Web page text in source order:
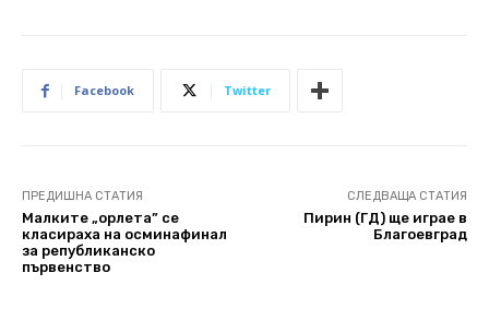
Facebook Twitter
ПРЕДИШНА СТАТИЯ
Mалките „орлета” се
класираха на осминафинал
за републиканско
първенство
СЛЕДВАЩА СТАТИЯ
Пирин (ГД) ще играе в
Благоевград